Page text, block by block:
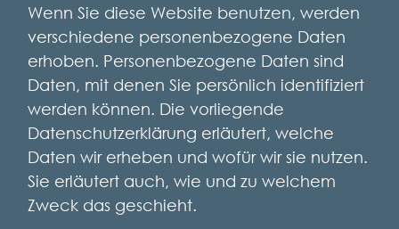
Wenn Sie diese Website benutzen, werden
verschiedene personenbezogene Daten
erhoben. Personenbezogene Daten sind
Daten, mit denen Sie persönlich identifiziert
werden können. Die vorliegende
Datenschutzerklärung erläutert, welche
Daten wir erheben und wofür wir sie nutzen.
Sie erläutert auch, wie und zu welchem
Zweck das geschieht.